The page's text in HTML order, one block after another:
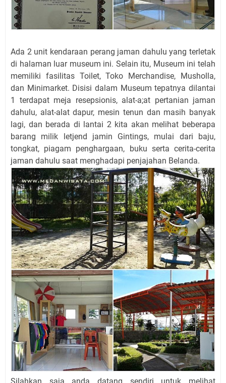
Ada 2 unit kendaraan perang jaman dahulu yang terletak
di halaman luar museum ini. Selain itu, Museum ini telah
memiliki fasilitas Toilet, Toko Merchandise, Musholla,
dan Minimarket. Disisi dalam Museum tepatnya dilantai
1 terdapat meja resepsionis, alat-a;at pertanian jaman
dahulu, alat-alat dapur, mesin tenun dan masih banyak
lagi, dan berada di lantai 2 kita akan melihat beberapa
barang milik letjend jamin Gintings, mulai dari baju,
tongkat, piagam penghargaan, buku serta cerita-cerita
jaman dahulu saat menghadapi penjajahan Belanda.
Silahkan saja anda datang sendiri untuk melihat